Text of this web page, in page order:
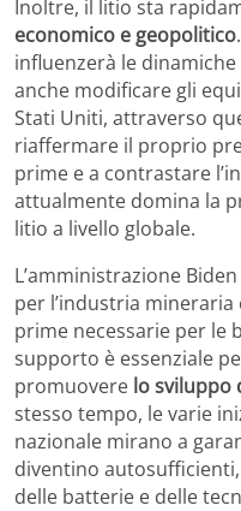
Inoltre, il litio sta
economico e geopolitico
influenzerà le
anche modificare gli
Stati Uniti, attraverso
riaffermare il proprio
prime e a contrastare
attualmente domina la
litio a livello globale.
L’amministrazione
per l’industria
prime necessarie per le
supporto è essenziale
promuovere lo sviluppo
stesso tempo, le varie
nazionale mirano a
diventino
delle batterie e delle